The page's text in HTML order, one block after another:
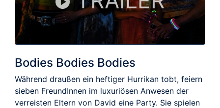
Bodies Bodies Bodies
Während draußen ein heftiger Hurrikan tobt, feiern
sieben FreundInnen im luxuriösen Anwesen der
verreisten Eltern von David eine Party. Sie spielen